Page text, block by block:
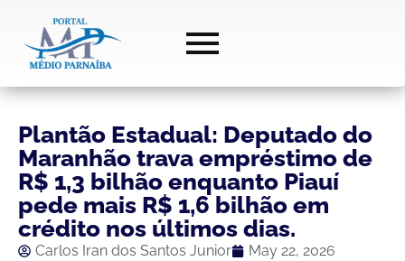
Plantão Estadual: Deputado do
Maranhão trava empréstimo de
R$ 1,3 bilhão enquanto Piauí
pede mais R$ 1,6 bilhão em
crédito nos últimos dias.
Carlos Iran dos Santos Junior
May 22, 2026